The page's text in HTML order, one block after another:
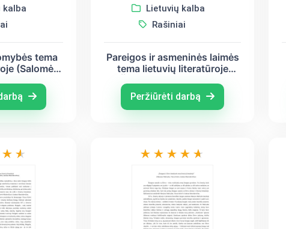
kalba
tema
(Salomėja
Lietuvių kalba
Rašiniai
Pareigos ir asmeninės laimės
tema lietuvių literatūroje
Krėvė, Juozas Tumas -
Vaižgantas)
Peržiūrėti darbą